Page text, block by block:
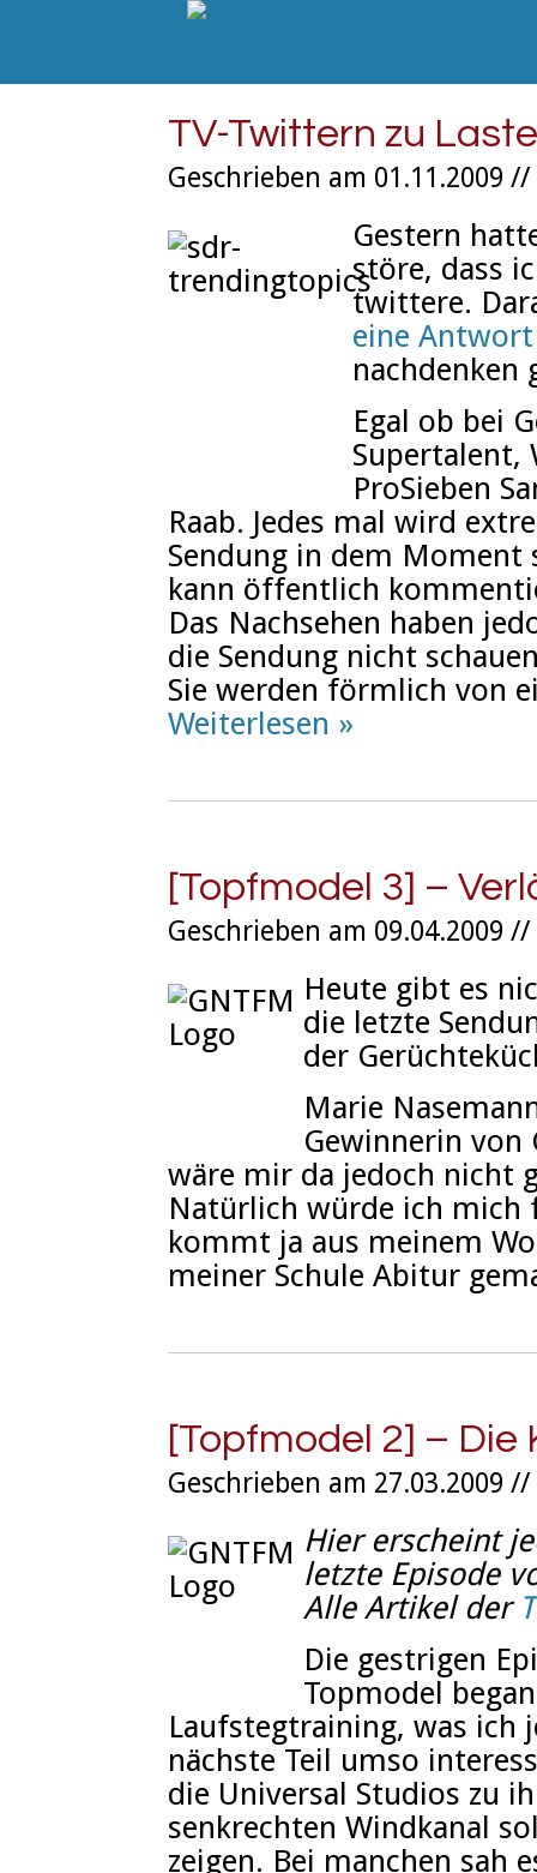
TV-Twittern zu
Geschrieben am 01.11.2009 //
Gestern
störe, dass
twittere.
eine Antwort
nachdenken
Egal ob bei
Supertalent,
ProSieben
Raab. Jedes mal wird
Sendung in dem Moment
kann öffentlich
Das Nachsehen haben
die Sendung nicht
Sie werden förmlich von
Weiterlesen »
[Topfmodel 3] –
Geschrieben am 09.04.2009 //
Heute gibt es
die letzte
der
Marie
Gewinnerin von
wäre mir da jedoch nicht
Natürlich würde ich mich
kommt ja aus meinem
meiner Schule Abitur
[Topfmodel 2] –
Geschrieben am 27.03.2009 //
Hier erscheint
letzte Episode
Alle Artikel der
Die gestrigen
Topmodel
Laufstegtraining, was ich
nächste Teil umso
die Universal Studios zu
senkrechten Windkanal
zeigen. Bei manchen sah